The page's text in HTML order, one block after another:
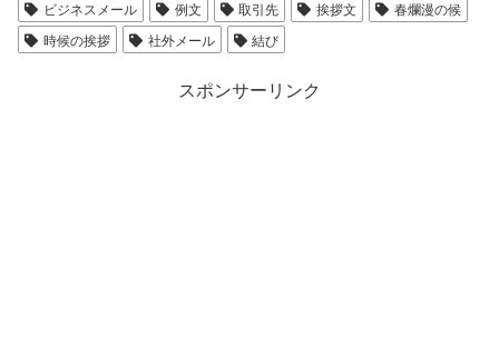
ビジネスメール
例文 取引先 挨拶文
春爛漫の候
時候の挨拶
社外メール 結び
スポンサーリンク